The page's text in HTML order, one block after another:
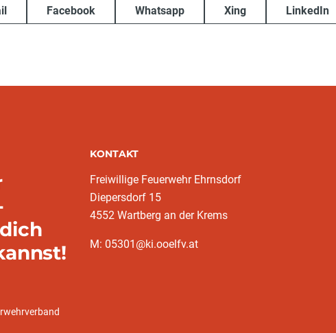
Facebook Whatsapp Xing LinkedIn
KONTAKT
Freiwillige Feuerwehr Ehrnsdorf
Diepersdorf 15
4552 Wartberg an der Krems
M: 05301@ki.ooelfv.at